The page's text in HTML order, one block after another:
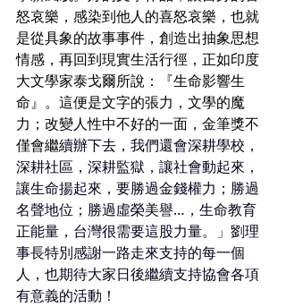
怒哀樂，感染到他人的喜怒哀樂，也就
是從具象的故事事件，創造出抽象思想
情感，再回到現實生活行徑，正如印度
大文學家泰戈爾所說：『生命影響生
命』。這便是文字的張力，文學的魔
力；改變人性中不好的一面，金筆獎不
僅會繼續辦下去，我們還會深耕學校，
深耕社區，深耕監獄，讓社會動起來，
讓生命揚起來，要勝過金錢權力；勝過
名聲地位；勝過虛榮美譽…，生命教育
正能量，台灣很需要這股力量。」劉理
事長特別感謝一路走來支持的每一個
人，也期待大家日後繼續支持協會各項
有意義的活動！